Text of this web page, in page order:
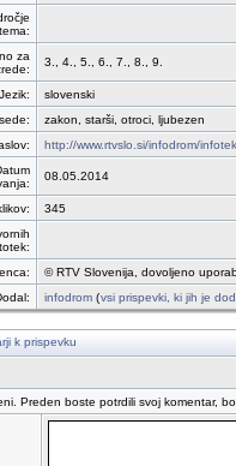
za
3., 4., 5., 6., 7., 8., 9.
Jezik:
slovenski
zakon, starši, otroci, ljubezen
http://www.rtvslo.si/infodrom/
08.05.2014
345
© RTV Slovenija, dovoljeno
infodrom (vsi prispevki, ki jih je
k prispevku
Preden boste potrdili svoj komentar,